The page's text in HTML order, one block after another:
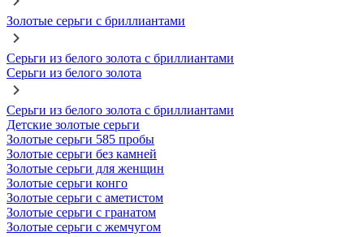
Золотые серьги с бриллиантами
Серьги из белого золота с бриллиантами
Серьги из белого золота
Серьги из белого золота с бриллиантами
Детские золотые серьги
Золотые серьги 585 пробы
Золотые серьги без камней
Золотые серьги для женщин
Золотые серьги конго
Золотые серьги с аметистом
Золотые серьги с гранатом
Золотые серьги с жемчугом